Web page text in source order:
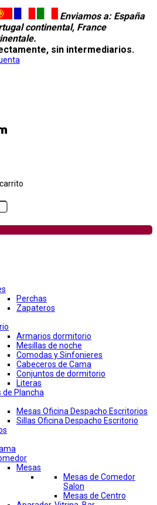
Enviamos a: España
continental, France
sin intermediarios.
Perchas
Zapateros
Armarios dormitorio
Mesillas de noche
Comodas y Sinfonieres
Cabeceros de Cama
Conjuntos de dormitorio
Literas
de Plancha
Mesas Oficina Despacho Escritorios
Sillas Oficina Despacho Escritorio
Mesas
Mesas de Comedor
Salon
Mesas de Centro